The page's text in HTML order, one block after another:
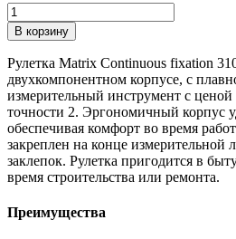
Количество
товара
Рулетка
Continuous
fixation,
7.5
м
х
25
мм,
двухкомпонентный
корпус,
плавная
фиксация
В корзину
Рулетка Matrix Continuous fixation
двухкомпонентном корпусе, с
измерительный инструмент с
точности 2. Эргономичный корпус
обеспечивая комфорт во время
закреплен на конце
заклепок. Рулетка пригодится в
время строительства или ремонта.
Преимущества